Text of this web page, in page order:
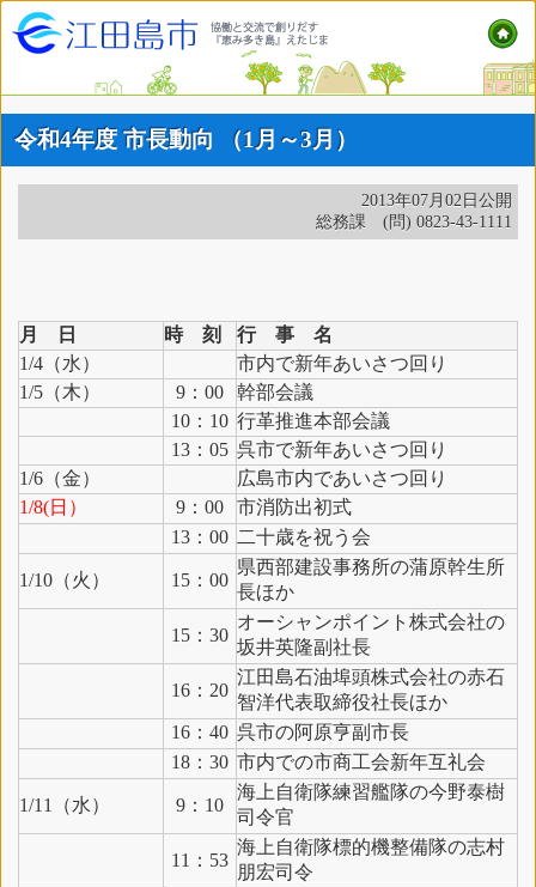
令和4年度 市長動向 （1月～3月）
2013年07月02日公開
総務課 (問) 0823-43-1111
月 日 時 刻
行 事 名
1/4（水）
市内で新年あいさつ回り
1/5（木）
9：00
幹部会議
10：10 行革推進本部会議
13：05 呉市で新年あいさつ回り
1/6（金）
広島市内であいさつ回り
1/8(日）
9：00
市消防出初式
13：00 二十歳を祝う会
1/10（火） 15：00
県西部建設事務所の蒲原幹生所
長ほか
15：30
オーシャンポイント株式会社の
坂井英隆副社長
16：20
江田島石油埠頭株式会社の赤石
智洋代表取締役社長ほか
16：40 呉市の阿原亨副市長
18：30 市内での市商工会新年互礼会
1/11（水） 9：10
海上自衛隊練習艦隊の今野泰樹
司令官
11：53
海上自衛隊標的機整備隊の志村
朋宏司令